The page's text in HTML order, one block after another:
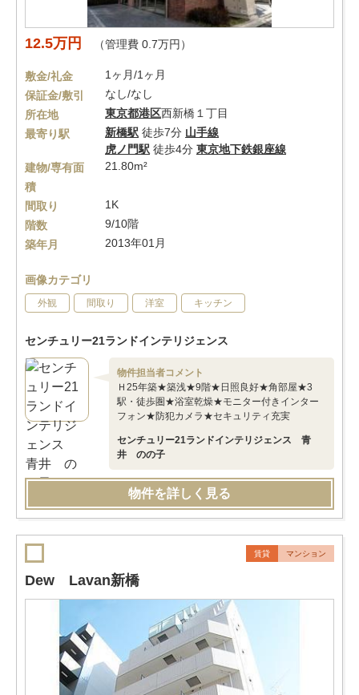
12.5万円 （管理費 0.7万円）
敷金/礼金
1ヶ月/1ヶ月
保証金/敷引
なし/なし
所在地
東京都港区西新橋１丁目
最寄り駅
新橋駅 徒歩7分 山手線
虎ノ門駅 徒歩4分 東京地下鉄銀座線
建物/専有面
積
21.80m²
間取り
1K
階数
9/10階
築年月
2013年01月
画像カテゴリ
外観 間取り 洋室 キッチン
センチュリー21ランドインテリジェンス
物件担当者コメント
Ｈ25年築★築浅★9階★日照良好★角部屋★3
駅・徒歩圏★浴室乾燥★モニター付きインター
フォン★防犯カメラ★セキュリティ充実
センチュリー21ランドインテリジェンス 青
井 のの子
物件を詳しく見る
賃貸 マンション
Dew Lavan新橋